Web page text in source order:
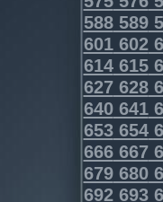
588589
601602
614615
627628
640641
653654
666667
679680
692693